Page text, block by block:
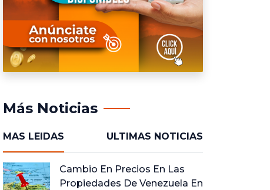
Más Noticias
MAS LEIDAS ULTIMAS NOTICIAS
Cambio En Precios En Las
Propiedades De Venezuela En